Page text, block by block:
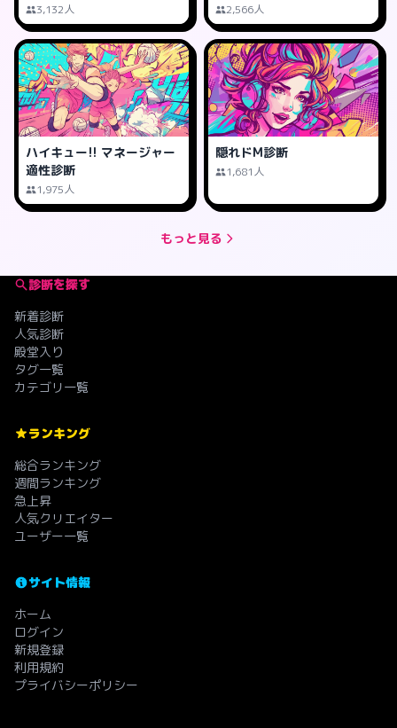
3,132人 2,566人
ハイキュー!! マネージャー
適性診断
1,975人
隠れドM診断
1,681人
もっと見る
診断を探す
新着診断
人気診断
殿堂入り
タグ一覧
カテゴリ一覧
ランキング
総合ランキング
週間ランキング
急上昇
人気クリエイター
ユーザー一覧
サイト情報
ホーム
ログイン
新規登録
利用規約
プライバシーポリシー